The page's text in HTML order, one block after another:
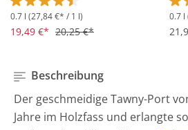
Durchschnittliche Bewertung von 4.5
0.7 l (27,84 €* / 1 l)
19,49 €* 20,25 €*
0.7 l
Beschreibung
Der geschmeidige Tawny-Port
Jahre im Holzfass und erlangte